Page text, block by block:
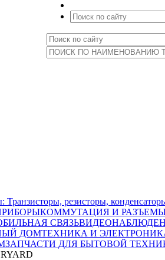
резисторы, конденсаторы
КОММУТАЦИЯ И
СВЯЗЬ
ДОМТЕХНИКА И
ЗАПЧАСТИ ДЛЯ БЫТОВОЙ